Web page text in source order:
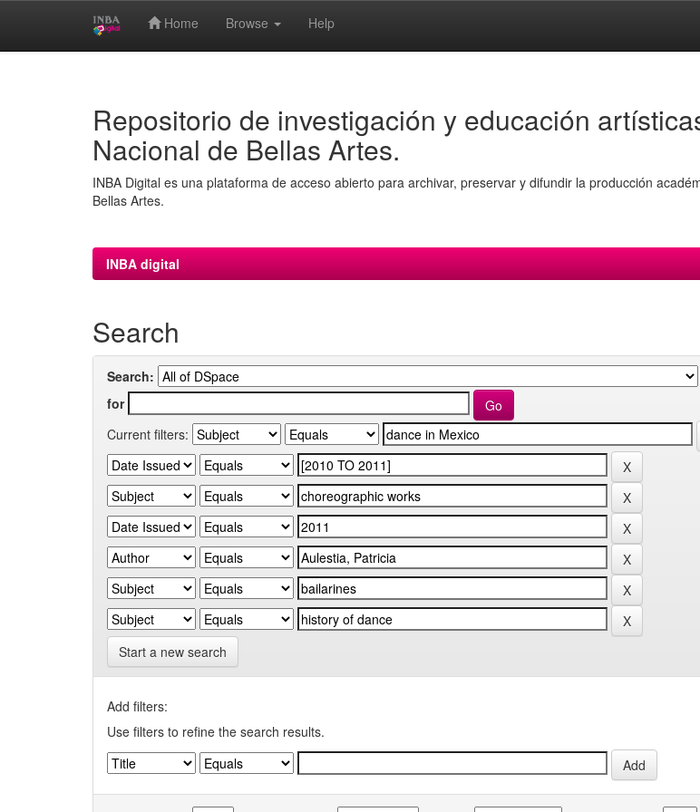
Home Browse Help
Repositorio de investigación y educación
Nacional de Bellas Artes.
INBA Digital es una plataforma de acceso abierto para archivar, preservar y difundir la producción
Bellas Artes.
INBA digital
Search
Search:
for
Current filters:
Start a new search
Add filters:
Use filters to refine the search results.